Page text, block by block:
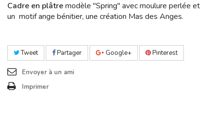
Cadre en plâtremodèle "Spring" avec moulure perlée et
un motif ange bénitier, une création Mas des Anges.
Tweet Partager Google+ Pinterest
Envoyer à un ami
Imprimer